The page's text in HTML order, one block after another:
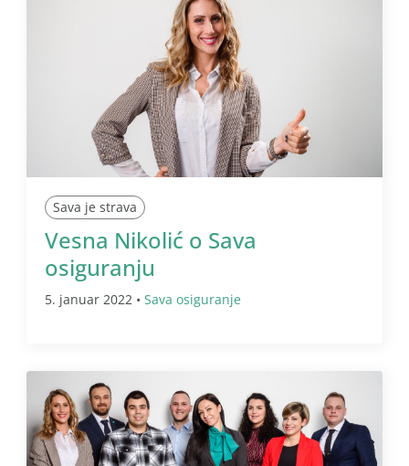
Sava je strava
Vesna Nikolić o Sava
osiguranju
5. januar 2022 • Sava osiguranje